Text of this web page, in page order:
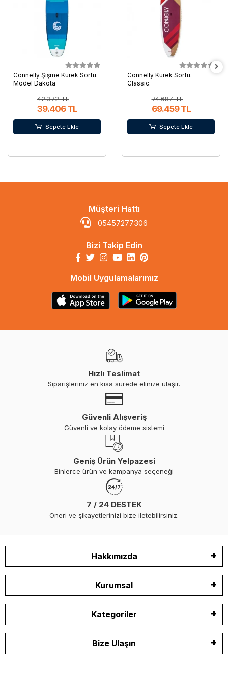
Connelly Şişme Kürek Sörfü.
Model Dakota
42.372 TL
39.406 TL
Sepete Ekle
Connelly Kürek Sörfü.
Classic.
74.687 TL
69.459 TL
Sepete Ekle
Müşteri Hattı
05457277306
Bizi Takip Edin
Mobil Uygulamalarımız
Hızlı Teslimat
Siparişleriniz en kısa sürede elinize ulaşır.
Güvenli Alışveriş
Güvenli ve kolay ödeme sistemi
Geniş Ürün Yelpazesi
Binlerce ürün ve kampanya seçeneği
7 / 24 DESTEK
Öneri ve şikayetlerinizi bize iletebilirsiniz.
Hakkımızda
Kurumsal
Kategoriler
Bize Ulaşın